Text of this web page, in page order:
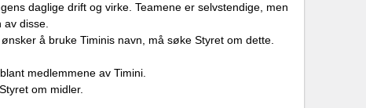
daglige drift og virke. Teamene er selvstendige, men
disse.
å bruke Timinis navn, må søke Styret om dette.
medlemmene av Timini.
om midler.